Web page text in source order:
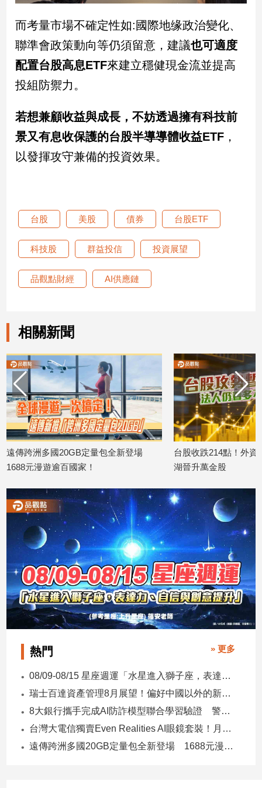
而考量市場不確定性如:國際地缘政治變化、
聯準會政策動向等仍須留意，建議也可適度
配置台股高息ETF來建立穩健現金流並提高
投組防禦力。
若想兼顧收益與成長，不妨透過擁有科技前
景又有息收保護的台股半導導體收益ETF ，
以發揮攻守兼備的投資效果。
台股 美股 債券 台股ETF
科技股 群益投信 投資展望
品觀點財經 AI供應鏈
相關新聞
遠傳跨洲多國20GB定量包全新登場
1688元漫遊逾百國家！
台股收跌214點！外
湖晉升萬金股
熱門 » 更多
08/09-08/15 星座週運「水星進入獅子座，表達力、自信與創意提升」
瑞士百達資產管理8月展望！偏好中國以外的新興市場 看好這些產業
8大銀行攜手完成AI防詐模型聯合學習驗證 警示帳戶準確度提升2倍
台灣大電信獨賣Even Realities AI眼鏡套裝！月付1399元 專案價3990
遠傳跨洲多國20GB定量包全新登場 1688元漫遊逾百國家！